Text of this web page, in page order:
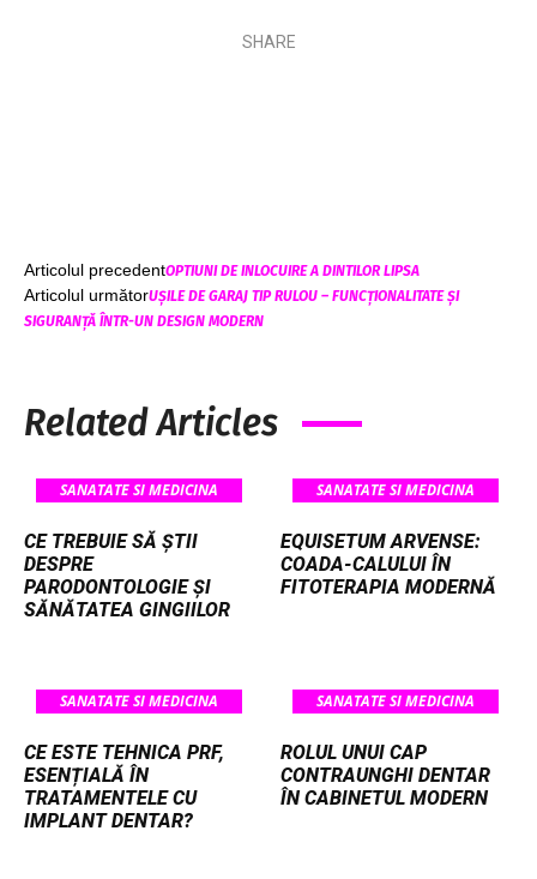
SHARE
Articolul precedentOPTIUNI DE INLOCUIRE A DINTILOR LIPSA
Articolul următorUȘILE DE GARAJ TIP RULOU – FUNCȚIONALITATE ȘI
SIGURANȚĂ ÎNTR-UN DESIGN MODERN
Related Articles
SANATATE SI MEDICINA
CE TREBUIE SĂ ȘTII
DESPRE
PARODONTOLOGIE ȘI
SĂNĂTATEA GINGIILOR
SANATATE SI MEDICINA
EQUISETUM ARVENSE:
COADA-CALULUI ÎN
FITOTERAPIA MODERNĂ
SANATATE SI MEDICINA
CE ESTE TEHNICA PRF,
ESENȚIALĂ ÎN
TRATAMENTELE CU
IMPLANT DENTAR?
SANATATE SI MEDICINA
ROLUL UNUI CAP
CONTRAUNGHI DENTAR
ÎN CABINETUL MODERN